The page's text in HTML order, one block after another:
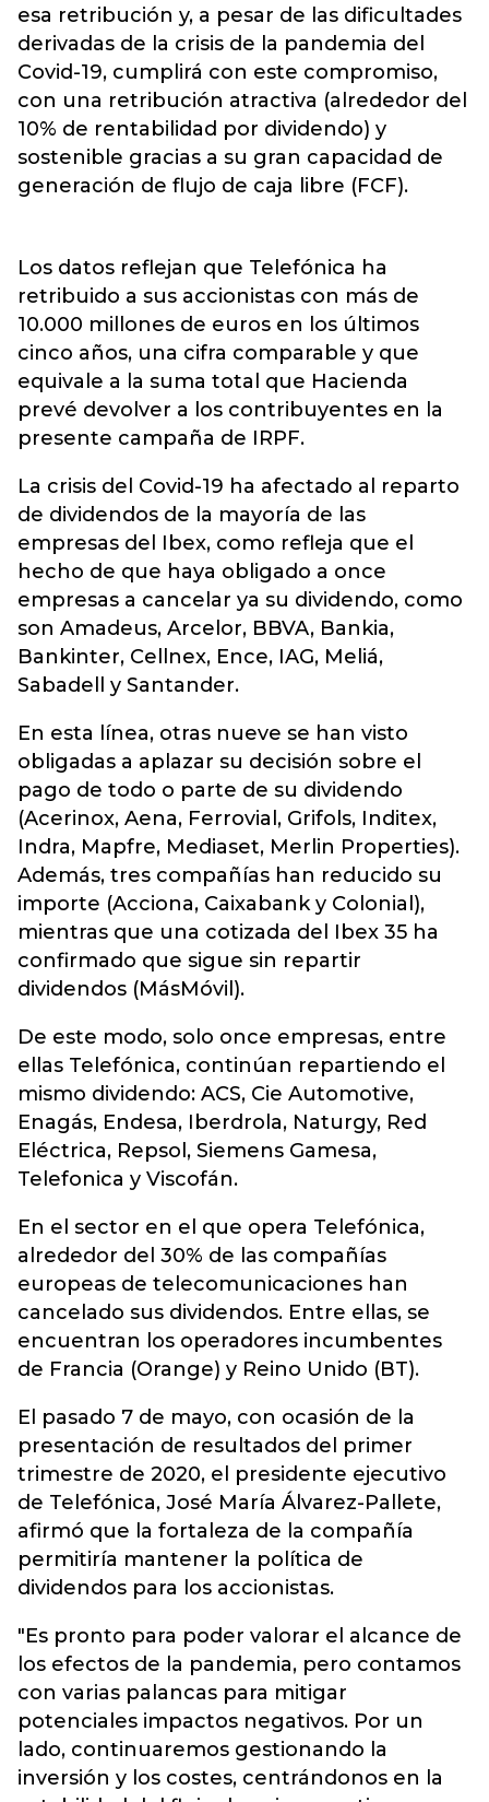
esa retribución y, a pesar de las dificultades
derivadas de la crisis de la pandemia del
Covid-19, cumplirá con este compromiso,
con una retribución atractiva (alrededor del
10% de rentabilidad por dividendo) y
sostenible gracias a su gran capacidad de
generación de flujo de caja libre (FCF).
Los datos reflejan que Telefónica ha
retribuido a sus accionistas con más de
10.000 millones de euros en los últimos
cinco años, una cifra comparable y que
equivale a la suma total que Hacienda
prevé devolver a los contribuyentes en la
presente campaña de IRPF.
La crisis del Covid-19 ha afectado al reparto
de dividendos de la mayoría de las
empresas del Ibex, como refleja que el
hecho de que haya obligado a once
empresas a cancelar ya su dividendo, como
son Amadeus, Arcelor, BBVA, Bankia,
Bankinter, Cellnex, Ence, IAG, Meliá,
Sabadell y Santander.
En esta línea, otras nueve se han visto
obligadas a aplazar su decisión sobre el
pago de todo o parte de su dividendo
(Acerinox, Aena, Ferrovial, Grifols, Inditex,
Indra, Mapfre, Mediaset, Merlin Properties).
Además, tres compañías han reducido su
importe (Acciona, Caixabank y Colonial),
mientras que una cotizada del Ibex 35 ha
confirmado que sigue sin repartir
dividendos (MásMóvil).
De este modo, solo once empresas, entre
ellas Telefónica, continúan repartiendo el
mismo dividendo: ACS, Cie Automotive,
Enagás, Endesa, Iberdrola, Naturgy, Red
Eléctrica, Repsol, Siemens Gamesa,
Telefonica y Viscofán.
En el sector en el que opera Telefónica,
alrededor del 30% de las compañías
europeas de telecomunicaciones han
cancelado sus dividendos. Entre ellas, se
encuentran los operadores incumbentes
de Francia (Orange) y Reino Unido (BT).
El pasado 7 de mayo, con ocasión de la
presentación de resultados del primer
trimestre de 2020, el presidente ejecutivo
de Telefónica, José María Álvarez-Pallete,
afirmó que la fortaleza de la compañía
permitiría mantener la política de
dividendos para los accionistas.
"Es pronto para poder valorar el alcance de
los efectos de la pandemia, pero contamos
con varias palancas para mitigar
potenciales impactos negativos. Por un
lado, continuaremos gestionando la
inversión y los costes, centrándonos en la